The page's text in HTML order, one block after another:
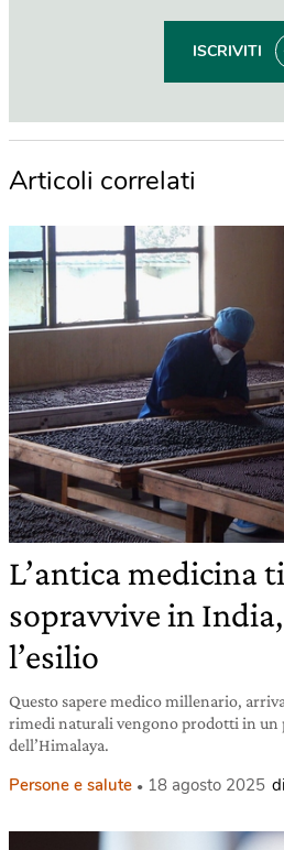
ISCRIVITI
Articoli correlati
L’antica medicina
sopravvive in
l’esilio
Questo sapere medico millenario,
rimedi naturali vengono prodotti in un
dell’Himalaya.
Persone e salute 18 agosto 2025 di